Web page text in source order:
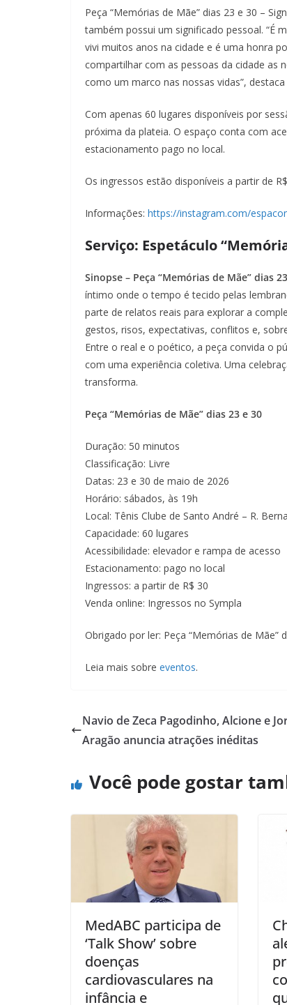
Peça “Memórias de Mãe” dias 23 e 30 –
também possui um significado pessoal. “É
vivi muitos anos na cidade e é uma honra
compartilhar com as pessoas da cidade as
como um marco nas nossas vidas”,
Com apenas 60 lugares disponíveis por
próxima da plateia. O espaço conta com
estacionamento pago no local.
Os ingressos estão disponíveis a partir de
Informações: https://instagram.com/
Serviço: Espetáculo
Sinopse – Peça “Memórias de Mãe” dias
íntimo onde o tempo é tecido pelas
parte de relatos reais para explorar a
gestos, risos, expectativas, conflitos e,
Entre o real e o poético, a peça convida o
com uma experiência coletiva. Uma
transforma.
Peça “Memórias de Mãe” dias 23 e 30
Duração: 50 minutos
Classificação: Livre
Datas: 23 e 30 de maio de 2026
Horário: sábados, às 19h
Local: Tênis Clube de Santo André – R.
Capacidade: 60 lugares
Acessibilidade: elevador e rampa de acesso
Estacionamento: pago no local
Ingressos: a partir de R$ 30
Venda online: Ingressos no Sympla
Obrigado por ler: Peça “Memórias de Mãe”
Leia mais sobre eventos.
Navio de Zeca Pagodinho, Alcione e
Aragão anuncia atrações inéditas
Você pode gostar
MedABC participa de
‘Talk Show’ sobre
doenças
cardiovasculares na
infância e